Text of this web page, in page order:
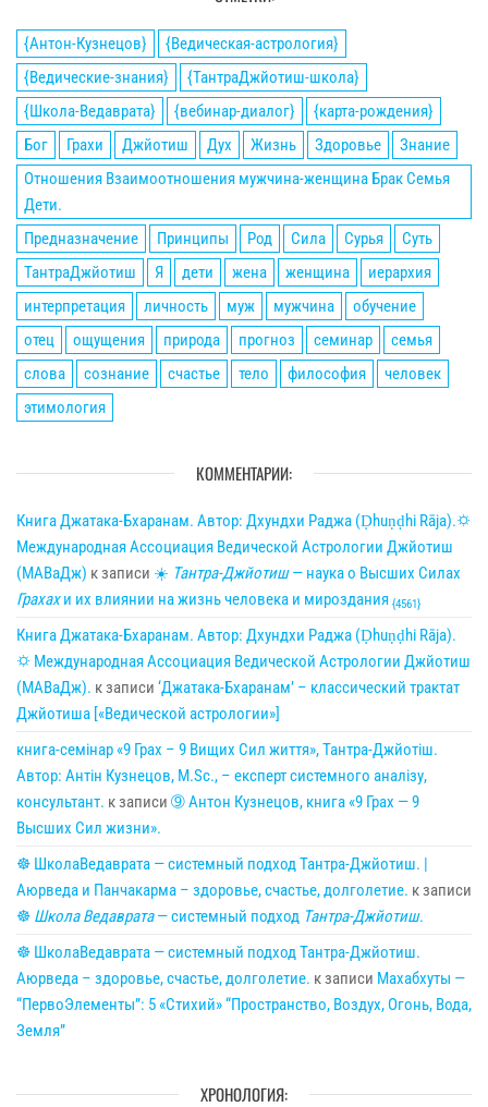
{Антон-Кузнецов}
{Ведическая-астрология}
{Ведические-знания}
{ТантраДжйотиш-школа}
{Школа-Ведаврата}
{вебинар-диалог}
{карта-рождения}
Бог
Грахи Джйотиш Дух Жизнь Здоровье
Знание
Отношения Взаимоотношения мужчина-женщина Брак Семья
Дети.
Предназначение
Принципы Род Сила Сурья
Суть
ТантраДжйотиш
Я дети жена женщина
иерархия
интерпретация
личность муж мужчина
обучение
отец
ощущения природа прогноз семинар
семья
слова
сознание счастье тело философия
человек
этимология
КОММЕНТАРИИ:
Книга Джатака-Бхаранам. Автор: Дхундхи Раджа (Ḍhuṇḍhi Rāja).🌣
Международная Ассоциация Ведической Астрологии Джйотиш
(МАВаДж) к записи ☀ Тантра-Джйотиш— наука о Высших Силах
Грахахи их влиянии на жизнь человека и мироздания {4561}
Книга Джатака-Бхаранам. Автор: Дхундхи Раджа (Ḍhuṇḍhi Rāja).
🌣 Международная Ассоциация Ведической Астрологии Джйотиш
(МАВаДж). к записи ‘Джатака-Бхаранам’ – классический трактат
Джйотиша [«Ведической астрологии»]
книга-семінар «9 Грах – 9 Вищих Сил життя», Тантра-Джйотіш.
Автор: Антін Кузнецов, M.Sc., – експерт системного аналізу,
консультант. к записи ➈ Антон Кузнецов, книга «9 Грах — 9
Высших Сил жизни».
☸ ШколаВедаврата — системный подход Тантра-Джйотиш. |
Аюрведа и Панчакарма – здоровье, счастье, долголетие. к записи
☸ Школа Ведаврата— системный подход Тантра-Джйотиш.
☸ ШколаВедаврата — системный подход Тантра-Джйотиш.
Аюрведа – здоровье, счастье, долголетие. к записи Махабхуты —
“ПервоЭлементы”: 5 «Стихий» “Пространство, Воздух, Огонь, Вода,
Земля”
ХРОНОЛОГИЯ: